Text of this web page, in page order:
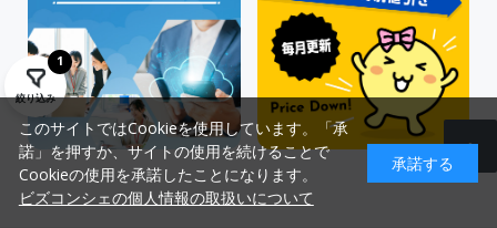
1
絞り込み
このサイトではCookieを使用しています。「承
諾」を押すか、サイトの使用を続けることで
Cookieの使用を承諾したことになります。
ビズコンシェの個人情報の取扱いについて
承諾する